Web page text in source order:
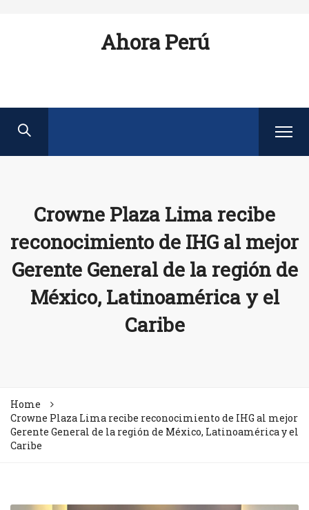
Ahora Perú
Crowne Plaza Lima recibe
reconocimiento de IHG al mejor
Gerente General de la región de
México, Latinoamérica y el
Caribe
Home
Crowne Plaza Lima recibe reconocimiento de IHG al mejor
Gerente General de la región de México, Latinoamérica y el
Caribe